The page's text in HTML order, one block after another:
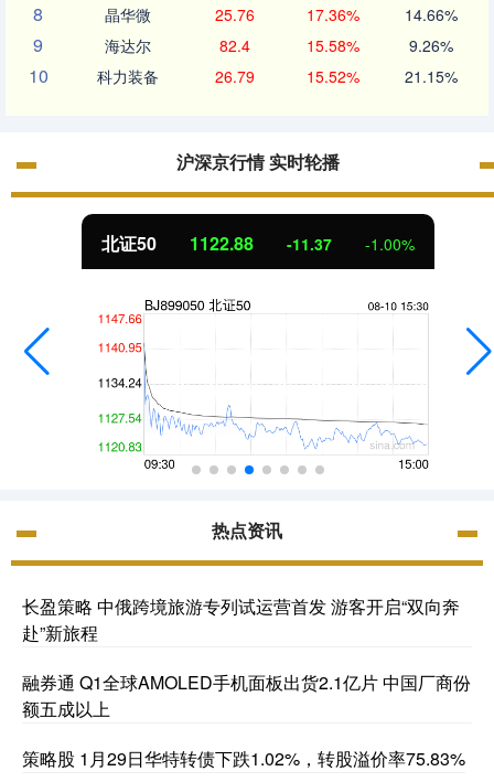
8 晶华微 25.76 17.36% 14.66%
9 海达尔 82.4 15.58% 9.26%
10 科力装备 26.79 15.52% 21.15%
沪深京行情 实时轮播
北证50 1122.88 -11.37 -1.00%
热点资讯
长盈策略 中俄跨境旅游专列试运营首发 游客开启“双向奔
赴”新旅程
融券通 Q1全球AMOLED手机面板出货2.1亿片 中国厂商份
额五成以上
策略股 1月29日华特转债下跌1.02%，转股溢价率75.83%